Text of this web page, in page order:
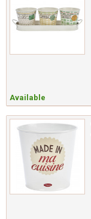
Available